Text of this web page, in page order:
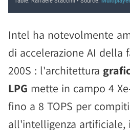
Intel ha notevolmente
di accelerazione AI della
200S : l'architettura
LPG mette in campo 4
fino a 8 TOPS per
all'intelligenza artificiale,